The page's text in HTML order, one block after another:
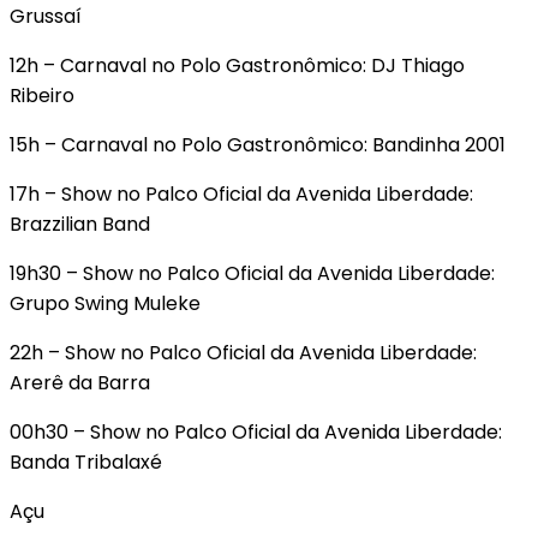
Grussaí
12h – Carnaval no Polo Gastronômico: DJ Thiago
Ribeiro
15h – Carnaval no Polo Gastronômico: Bandinha 2001
17h – Show no Palco Oficial da Avenida Liberdade:
Brazzilian Band
19h30 – Show no Palco Oficial da Avenida Liberdade:
Grupo Swing Muleke
22h – Show no Palco Oficial da Avenida Liberdade:
Arerê da Barra
00h30 – Show no Palco Oficial da Avenida Liberdade:
Banda Tribalaxé
Açu